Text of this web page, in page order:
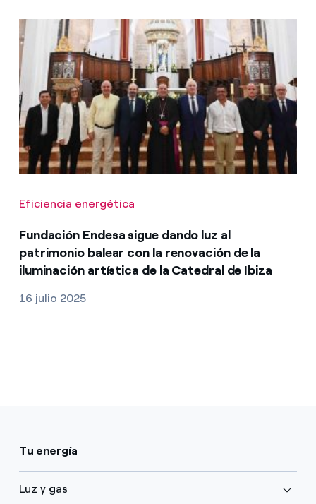
Eficiencia energética
Fundación Endesa sigue dando luz al
patrimonio balear con la renovación de la
iluminación artística de la Catedral de Ibiza
16 julio 2025
Tu energía
Luz y gas